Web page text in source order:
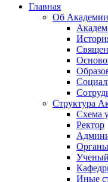
Главная
Об Академии
Структура
Схема
Ректор
Органы
Иные